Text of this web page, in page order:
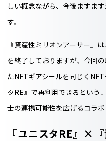
しい概念ながら、今後ますま
す。
『資産性ミリオンアーサー』
を終了しておりますが、今回
たNFTギアシールを同じく
タRE』で再利用できるという
士の連携可能性を広げるコラボ
『ユニスタRE』×